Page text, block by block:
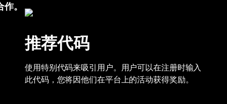
。
推荐代码
使用特别代码来吸引用户。用户可以在注册时输入
此代码，您将因他们在平台上的活动获得奖励。